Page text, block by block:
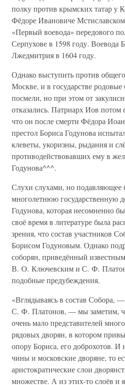
полку против крымских татар у
Фёдоре Ивановиче
«Первый воевода» передового
Серпухове в 1598 году. Воевода
Лжедмитрия в 1604 году.
Однако выступить против
Москве, и в государстве
посмели, но при этом от
отказались. Патриарх Иов потом
что он после смерти Фёдора
престол Бориса Годунова
клеветы, укоризны, рыдания и
противодействовавших ему в
Годунова^^^.
Слухи слухами, но подавляющее
многолетнюю государственную
Годунова, которая несомненно
своё время в литературе была
зрения, что состав участников
Борисом Годуновым. Однако
соборян, приведённый
В. О. Ключевским и С. Ф.
подобные предубеждения.
«Вглядываясь в состав Собора,
С. Ф. Платонов, — мы заметим,
очень мало представителей
рядовых дворян, в котором
опору Бориса, его доброхотов.
чины и московские дворяне, то
аристократические слои
множестве. А из этих-то слоёв и